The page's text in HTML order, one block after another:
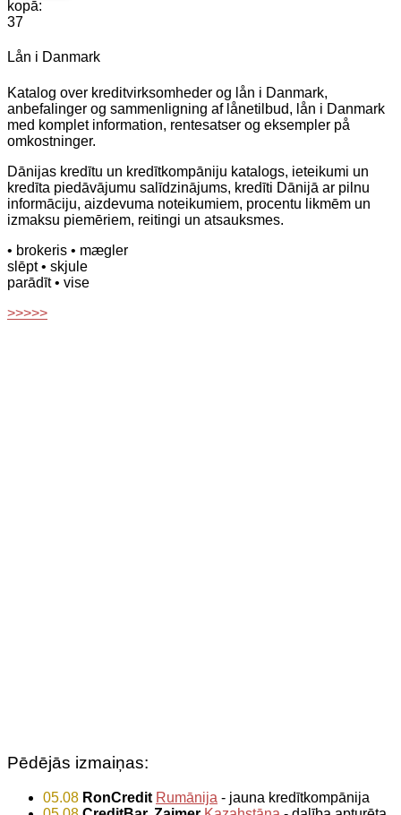
kopā:
37
Lån i Danmark
Katalog over kreditvirksomheder og lån i Danmark,
anbefalinger og sammenligning af lånetilbud, lån i Danmark
med komplet information, rentesatser og eksempler på
omkostninger.
Dānijas kredītu un kredītkompāniju katalogs, ieteikumi un
kredīta piedāvājumu salīdzinājums, kredīti Dānijā ar pilnu
informāciju, aizdevuma noteikumiem, procentu likmēm un
izmaksu piemēriem, reitingi un atsauksmes.
• brokeris • mægler
slēpt• skjule
parādīt• vise
>>>>>
Pēdējās izmaiņas:
05.08 RonCredit Rumānija - jauna kredītkompānija